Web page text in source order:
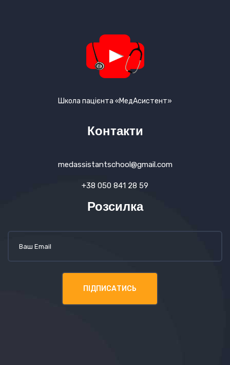
Школа пацієнта «МедАсистент»
Контакти
medassistantschool@gmail.com
+38 050 841 28 59
Розсилка